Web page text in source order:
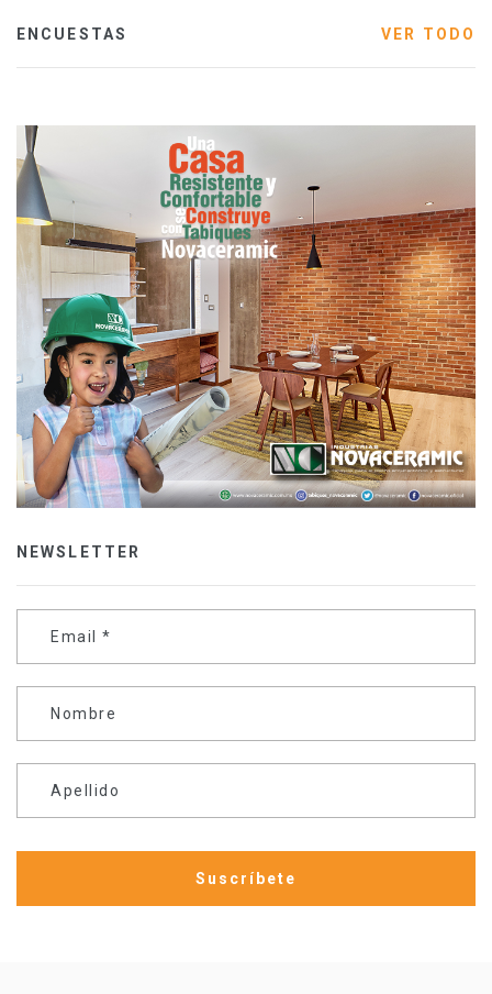
ENCUESTAS VER TODO
NEWSLETTER
Email *
Nombre
Apellido